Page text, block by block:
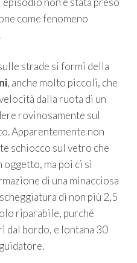
come fenomeno
strade si formi della
, anche molto piccoli, che
dalla ruota di un
rovinosamente sul
Apparentemente non
schiocco sul vetro che
oggetto, ma poi ci si
di una minacciosa
di non più 2,5
riparabile, purché
dal bordo, e lontana 30